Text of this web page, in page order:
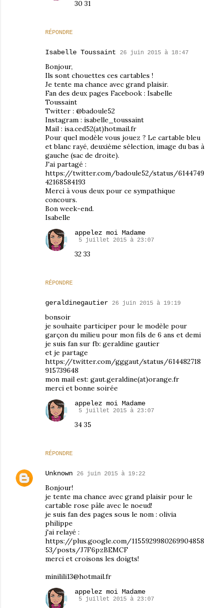
RÉPONDRE
30 31
Isabelle Toussaint 26 juin 2015 à 18:47
Bonjour,
Ils sont chouettes ces cartables !
Je tente ma chance avec grand plaisir.
Fan des deux pages Facebook : Isabelle
Toussaint
Twitter : @badoule52
Instagram : isabelle_toussaint
Mail : isa.ced52(at)hotmail.fr
Pour quel modèle vous jouez ? Le cartable bleu
et blanc rayé, deuxième sélection, image du bas à
gauche (sac de droite).
J'ai partagé :
https://twitter.com/badoule52/status/6144749
42168584193
Merci à vous deux pour ce sympathique
concours.
Bon week-end.
Isabelle
RÉPONDRE
appelez moi Madame
5 juillet 2015 à 23:07
32 33
geraldinegautier 26 juin 2015 à 19:19
bonsoir
je souhaite participer pour le modèle pour
garçon du milieu pour mon fils de 6 ans et demi
je suis fan sur fb: geraldine gautier
et je partage
https://twitter.com/gggaut/status/614482718
915739648
mon mail est: gaut.geraldine(at)orange.fr
merci et bonne soirée
RÉPONDRE
appelez moi Madame
5 juillet 2015 à 23:07
34 35
Unknown 26 juin 2015 à 19:22
Bonjour!
je tente ma chance avec grand plaisir pour le
cartable rose pâle avec le noeud!
je suis fan des pages sous le nom : olivia
philippe
j'ai relayé :
https://plus.google.com/1155929980269904858
53/posts/J7F6pzBEMCF
merci et croisons les doigts!
minilili13@hotmail.fr
appelez moi Madame
5 juillet 2015 à 23:07